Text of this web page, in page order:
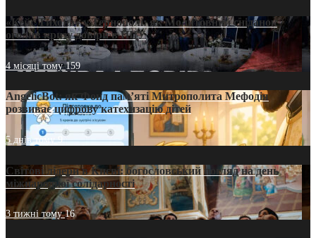
«Кейс Тихона» у Тернополі: як Молитовний сніданок
оголив кризу довіри в ПЦУ
4 місяці тому159
AngelicBot: як Фонд пам’яті Митрополита Мефодія
розвиває цифрову катехизацію дітей
5 днів тому9
Світові лідери в Києві: богословський погляд на день
міжнародної солідарності
3 тижні тому16